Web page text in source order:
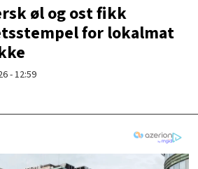
øl og ost fikk
for lokalmat
- 12:59